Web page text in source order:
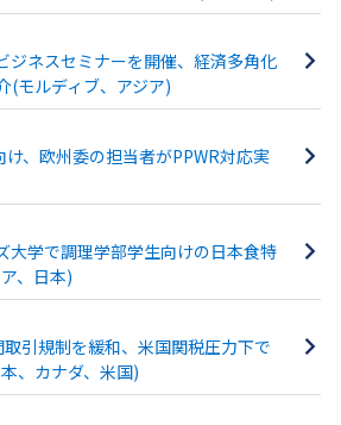
ジネスセミナーを開催、経済多角化
(モルディブ、アジア)
、欧州委の担当者がPPWR対応実
大学で調理学部学生向けの日本食特
、日本)
引規制を緩和、米国関税圧力下で
、カナダ、米国)